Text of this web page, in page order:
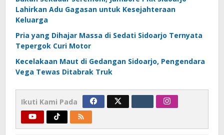
Lahirkan Adu Gagasan untuk Kesejahteraan
Keluarga
Pria yang Dihajar Massa di Sedati Sidoarjo Ternyata
Tepergok Curi Motor
Kecelakaan Maut di Gedangan Sidoarjo, Pengendara
Vega Tewas Ditabrak Truk
Ikuti Kami Pada